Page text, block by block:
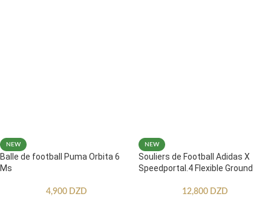
NEW
Balle de football Puma Orbita 6
Ms
4,900 DZD
NEW
Souliers de Football Adidas X
Speedportal.4 Flexible Ground
12,800 DZD